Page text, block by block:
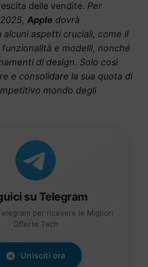
delle vendite. Per
Apple dovrà
alcuni aspetti cruciali, come il
e modelli, nonché
di design. Solo così
e consolidare la sua quota di
mondo degli
su Telegram
per ricevere le Migliori
Offerte Tech
Unisciti ora